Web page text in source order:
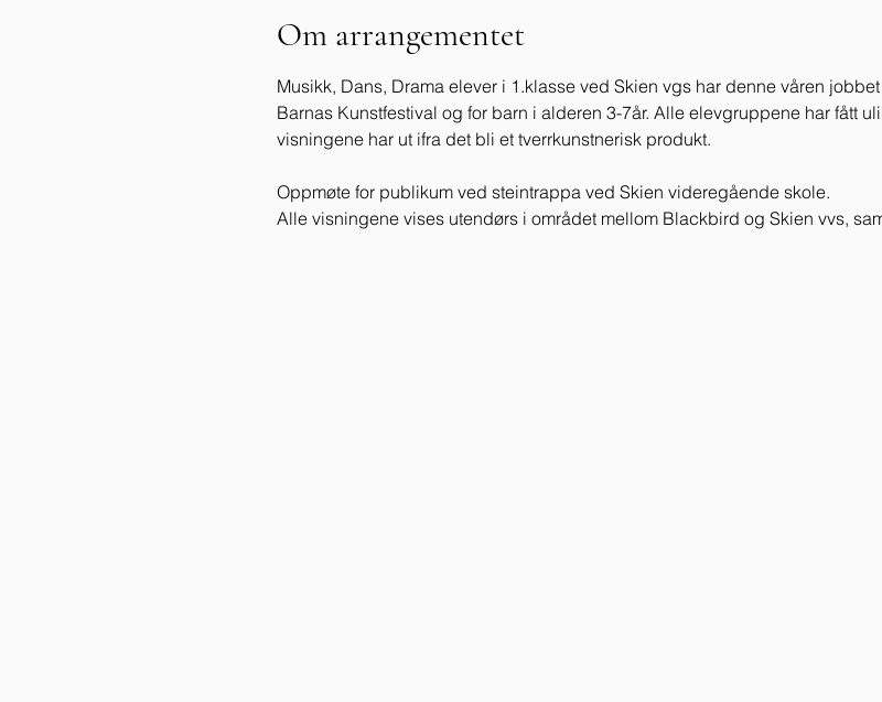
Om arrangementet
Musikk, Dans, Drama elever i 1.klasse ved Skien vgs har denne våren
Barnas Kunstfestival og for barn i alderen 3-7år. Alle elevgruppene har fått
visningene har ut ifra det bli et tverrkunstnerisk produkt.
Oppmøte for publikum ved steintrappa ved Skien videregående skole.
Alle visningene vises utendørs i området mellom Blackbird og Skien vvs,